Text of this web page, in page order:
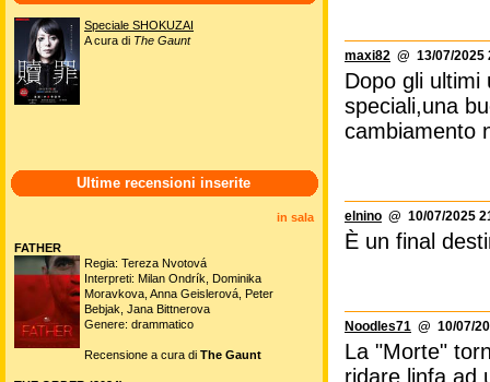
maxi82 @ 13/07/2025
Dopo gli
speciali,una
cambiamento
elnino @ 10/07/2025
È un final
Noodles71 @ 10/07/
La "Morte"
ridare linfa ad
Speciale SHOKUZAI
A cura di The Gaunt
Ultime recensioni inserite
in sala
FATHER
Regia: Tereza Nvotová
Interpreti: Milan Ondrík, Dominika
Moravkova, Anna Geislerová, Peter
Bebjak, Jana Bittnerova
Genere: drammatico
Recensione a cura di The Gaunt